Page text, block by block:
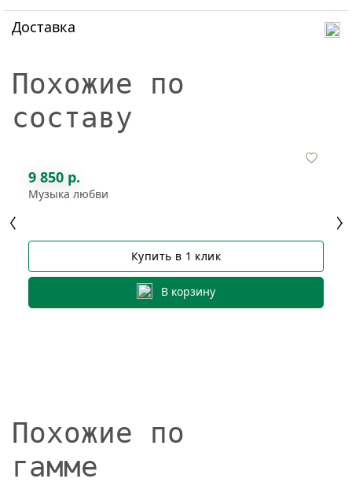
Доставка
Похожие по
составу
9 850 р.
Музыка любви
Купить в 1 клик
В корзину
Похожие по
гамме